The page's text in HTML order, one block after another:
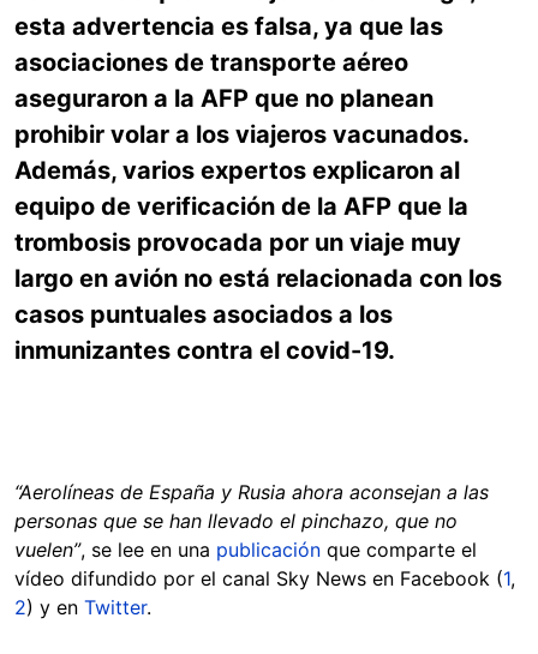
esta advertencia es falsa, ya que las
asociaciones de transporte aéreo
aseguraron a la AFP que no planean
prohibir volar a los viajeros vacunados.
Además, varios expertos explicaron al
equipo de verificación de la AFP que la
trombosis provocada por un viaje muy
largo en avión no está relacionada con los
casos puntuales asociados a los
inmunizantes contra el covid-19.
“Aerolíneas de España y Rusia ahora aconsejan a las
personas que se han llevado el pinchazo, que no
vuelen”, se lee en una publicación que comparte el
vídeo difundido por el canal Sky News en Facebook (1,
2) y en Twitter.